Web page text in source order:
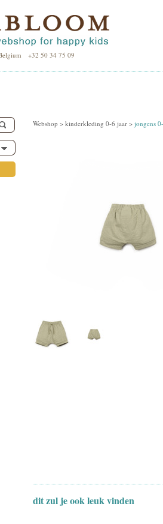
+32 50 34 75 09
Webshop > kinderkleding 0-6 jaar > jongens
dit zul je ook leuk vinden